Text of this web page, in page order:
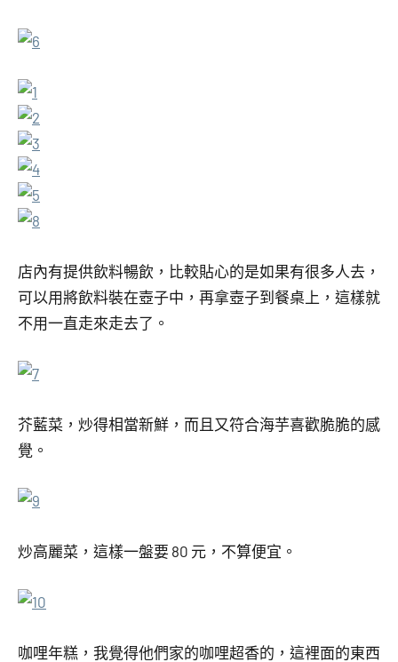
店內有提供飲料暢飲，比較貼心的是如果有很多人去，
可以用將飲料裝在壺子中，再拿壺子到餐桌上，這樣就
不用一直走來走去了。
芥藍菜，炒得相當新鮮，而且又符合海芋喜歡脆脆的感
覺。
炒高麗菜，這樣一盤要 80 元，不算便宜。
咖哩年糕，我覺得他們家的咖哩超香的，這裡面的東西